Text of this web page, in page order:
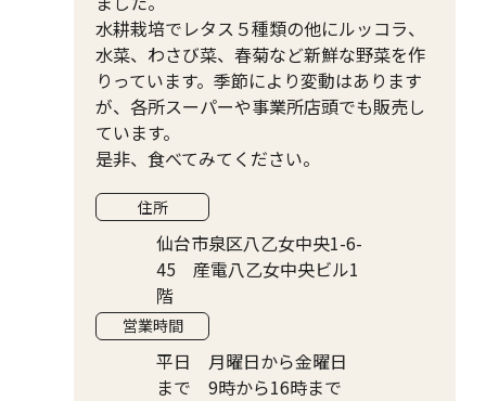
水耕栽培でレタス５種類の他にルッコラ、
水菜、わさび菜、春菊など新鮮な野菜を作
りっています。季節により変動はあります
が、各所スーパーや事業所店頭でも販売し
ています。
是非、食べてみてください。
住所
仙台市泉区八乙女中央1-6-
45 産電八乙女中央ビル1
階
営業時間
平日 月曜日から金曜日
まで 9時から16時まで